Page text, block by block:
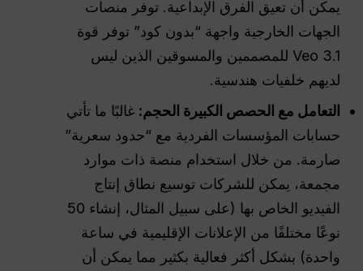
يمكن أن تعيق الفرق الإبداعية. توفر منصات
الجهات الخارجية واجهة “بدون كود” توفر قوة
Veo 3.1 للمصممين والمسوقين الذين ليس
لديهم خلفيات هندسية.
التعامل مع الحصص الكبيرة الحجم: غالبًا ما تأتي
حسابات المؤسسات الفردية مع “حدود سعرية”
صارمة. من خلال استخدام منصة ذات موارد
مجمعة، يمكن للشركات توسيع نطاق إنتاج
الفيديو الخاص بها (على سبيل المثال، إنشاء 50
نوعًا مختلفًا من الإعلانات الإقليمية في ساعة
واحدة) بشكل أكثر فعالية بكثير مما يمكن أن